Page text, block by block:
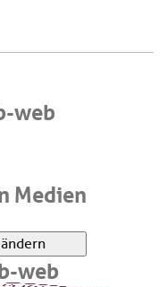
web
Medien
web